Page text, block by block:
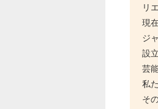
リ
現
ジ
設
芸
私
そ